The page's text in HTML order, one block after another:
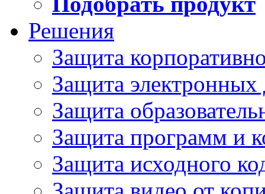
Решения
Защита
Защита электронных
Защита
Защита программ и
Защита исходного